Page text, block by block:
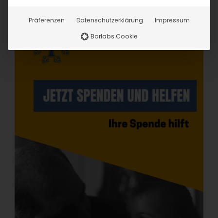
Präferenzen Datenschutzerklärung
Impressum
Borlabs Cookie